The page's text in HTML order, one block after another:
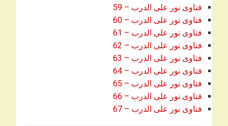
فتاوى نور على الدرب – 59
فتاوى نور على الدرب – 60
فتاوى نور على الدرب – 61
فتاوى نور على الدرب – 62
فتاوى نور على الدرب – 63
فتاوى نور على الدرب – 64
فتاوى نور على الدرب – 65
فتاوى نور على الدرب – 66
فتاوى نور على الدرب – 67